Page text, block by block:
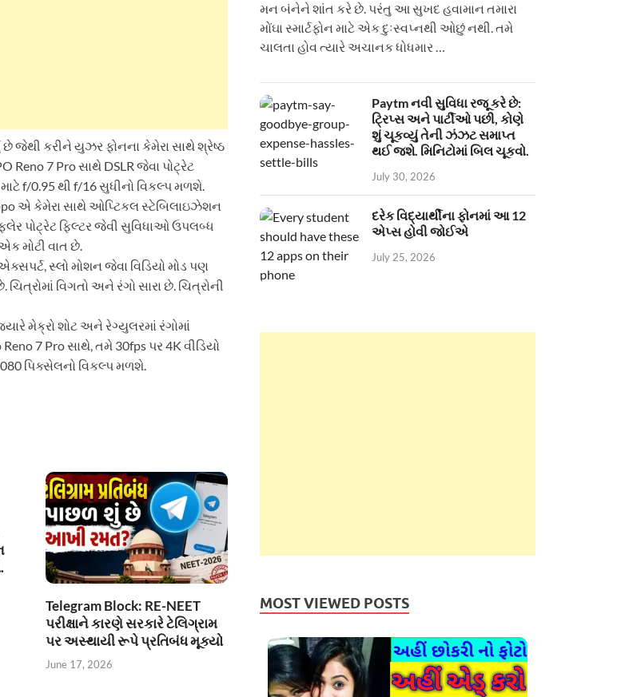
જેથી કરીને યુઝર ફોનના કેમેરા સાથે શ્રેષ્ઠ
7 Pro સાથે DSLR જેવા પોટ્રેટ
f/0.95 થી f/16 સુધીનો વિકલ્પ મળશે.
એ કેમેરા સાથે ઓપ્ટિકલ સ્ટેબિલાઇઝેશન
પોટ્રેટ ફિલ્ટર જેવી સુવિધાઓ ઉપલબ્ધ
મોટી વાત છે.
સ્લો મોશન જેવા વિડિયો મોડ પણ
વિગતો અને રંગો સારા છે. ચિત્રોની
મેક્રો શોટ અને રેગ્યુલરમાં રંગોમાં
7 Pro સાથે, તમે 30fps પર 4K વીડિયો
પિક્સેલનો વિકલ્પ મળશે.
Telegram Block: RE-NEET
પરીક્ષાને કારણે સરકારે ટેલિગ્રામ
પર અસ્થાયી રૂપે પ્રતિબંધ મૂક્યો
June 17, 2026
મન બંનેને શાંત કરે છે. પરંતુ આ સુખદ હવામાન તમારા
મોંઘા સ્માર્ટફોન માટે એક દુઃસ્વપ્નથી ઓછું નથી. તમે
ચાલતા હોવ ત્યારે અચાનક ધોધમાર …
Paytm નવી સુવિધા રજૂ કરે છે:
ટ્રિપ્સ અને પાર્ટીઓ પછી, કોણે
શું ચૂકવ્યું તેની ઝંઝટ સમાપ્ત
થઈ જશે. મિનિટોમાં બિલ ચૂકવો.
July 30, 2026
દરેક વિદ્યાર્થીના ફોનમાં આ 12
એપ્સ હોવી જોઈએ
July 25, 2026
MOST VIEWED POSTS